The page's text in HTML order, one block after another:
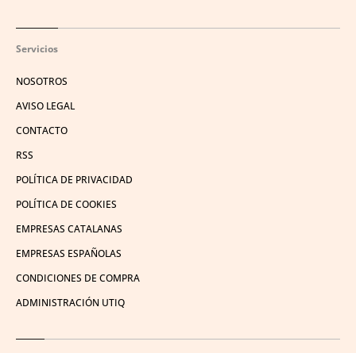
Servicios
NOSOTROS
AVISO LEGAL
CONTACTO
RSS
POLÍTICA DE PRIVACIDAD
POLÍTICA DE COOKIES
EMPRESAS CATALANAS
EMPRESAS ESPAÑOLAS
CONDICIONES DE COMPRA
ADMINISTRACIÓN UTIQ